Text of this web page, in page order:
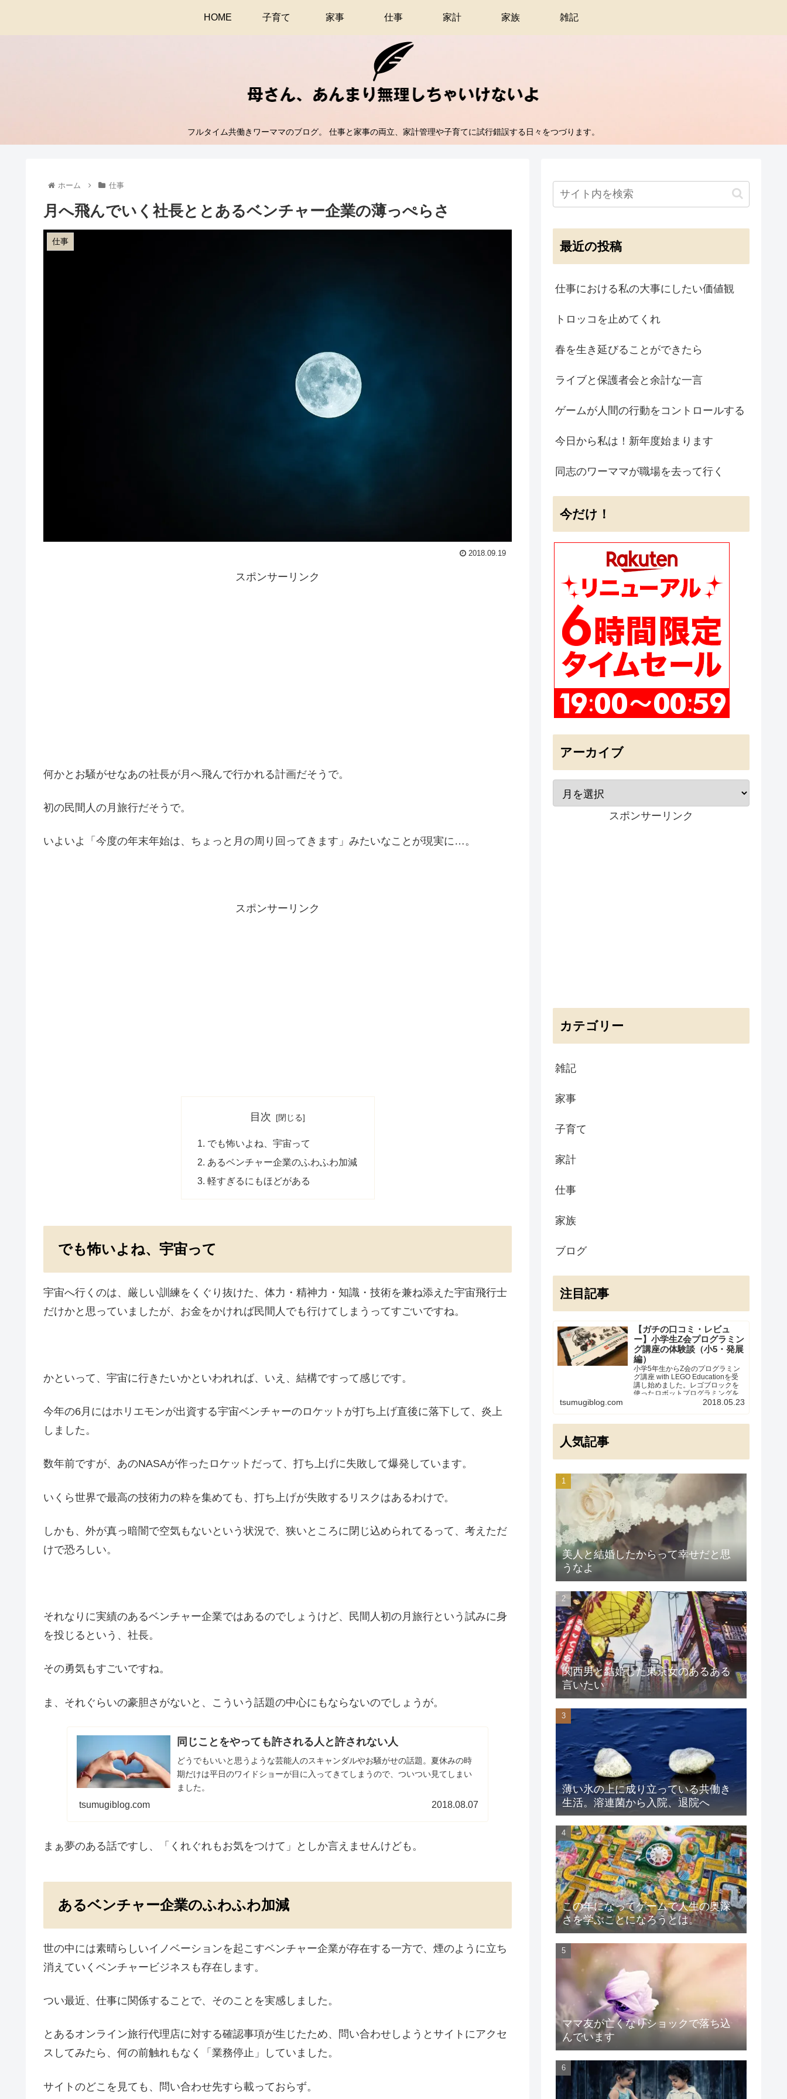
フルタイム共働きワーママのブログ。 仕事と家事の両立、家計管理や子育てに試行錯誤する日々をつづります。
HOME 子育て 家事 仕事 家計 家族 雑記
ホーム 仕事
月へ飛んでいく社長ととあるベンチャー企業の薄っぺらさ
仕事
2018.09.19
スポンサーリンク
何かとお騒がせなあの社長が月へ飛んで行かれる計画だそうで。
初の民間人の月旅行だそうで。
いよいよ「今度の年末年始は、ちょっと月の周り回ってきます」みたいなことが現実に…。
スポンサーリンク
目次
でも怖いよね、宇宙って
あるベンチャー企業のふわふわ加減
軽すぎるにもほどがある
でも怖いよね、宇宙って
宇宙へ行くのは、厳しい訓練をくぐり抜けた、体力・精神力・知識・技術を兼ね添えた宇宙飛行士
だけかと思っていましたが、お金をかければ民間人でも行けてしまうってすごいですね。
かといって、宇宙に行きたいかといわれれば、いえ、結構ですって感じです。
今年の6月にはホリエモンが出資する宇宙ベンチャーのロケットが打ち上げ直後に落下して、炎上
しました。
数年前ですが、あのNASAが作ったロケットだって、打ち上げに失敗して爆発しています。
いくら世界で最高の技術力の粋を集めても、打ち上げが失敗するリスクはあるわけで。
しかも、外が真っ暗闇で空気もないという状況で、狭いところに閉じ込められてるって、考えただ
けで恐ろしい。
それなりに実績のあるベンチャー企業ではあるのでしょうけど、民間人初の月旅行という試みに身
を投じるという、社長。
その勇気もすごいですね。
ま、それぐらいの豪胆さがないと、こういう話題の中心にもならないのでしょうが。
同じことをやっても許される人と許されない人
どうでもいいと思うような芸能人のスキャンダルやお騒がせの話題。夏休みの時
期だけは平日のワイドショーが目に入ってきてしまうので、ついつい見てしまい
ました。
tsumugiblog.com 2018.08.07
まぁ夢のある話ですし、「くれぐれもお気をつけて」としか言えませんけども。
あるベンチャー企業のふわふわ加減
世の中には素晴らしいイノベーションを起こすベンチャー企業が存在する一方で、煙のように立ち
消えていくベンチャービジネスも存在します。
つい最近、仕事に関係することで、そのことを実感しました。
とあるオンライン旅行代理店に対する確認事項が生じたため、問い合わせしようとサイトにアクセ
スしてみたら、何の前触れもなく「業務停止」していました。
サイトのどこを見ても、問い合わせ先すら載っておらず。
最近の投稿
仕事における私の大事にしたい価値観
トロッコを止めてくれ
春を生き延びることができたら
ライブと保護者会と余計な一言
ゲームが人間の行動をコントロールする
今日から私は！新年度始まります
同志のワーママが職場を去って行く
今だけ！
アーカイブ
スポンサーリンク
カテゴリー
雑記
家事
子育て
家計
仕事
家族
ブログ
注目記事
【ガチの口コミ・レビュ
ー】小学生Z会プログラミン
グ講座の体験談（小5・発展
編）
小学5年生からZ会のプログラミン
グ講座 with LEGO Educationを受
講し始めました。レゴブロックを
使ったロボットプログラミングを
実際に経験した受講者の体験談・
ちの子に向いているかしら？」と
tsumugiblog.com 2018.05.23
人気記事
美人と結婚したからって幸せだと思
うなよ
関西男と結婚した東京女のあるある
言いたい
薄い氷の上に成り立っている共働き
生活。溶連菌から入院、退院へ
この年になってゲームで人生の奥深
さを学ぶことになろうとは。
ママ友が亡くなりショックで落ち込
んでいます